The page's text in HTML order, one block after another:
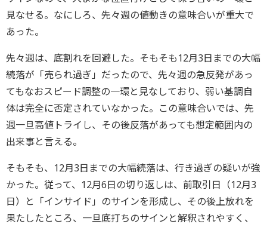
見なせる。なにしろ、先々週の値動きの意味合いが重大で
あった。
先々週は、底割れを回避した。そもそも12月3日までの大幅
続落が「売られ過ぎ」だったので、先々週の急反発があっ
てもなおスピード調整の一環と見なしており、弱い基調自
体は完全に否定されていなかった。この意味合いでは、先
週一旦高値トライし、その後反落があっても想定範囲内の
出来事と言える。
そもそも、12月3日までの大幅続落は、行き過ぎの疑いが強
かった。従って、12月6日の切り返しは、前取引日（12月3
日）と「インサイド」のサインを形成し、その後上放れを
果たしたところ、一旦底打ちのサインと解釈されやすく、